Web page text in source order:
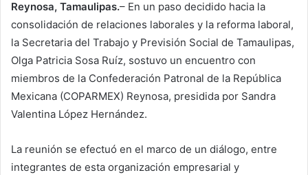
Reynosa, Tamaulipas.– En un paso decidido hacia la
consolidación de relaciones laborales y la reforma laboral,
la Secretaria del Trabajo y Previsión Social de Tamaulipas,
Olga Patricia Sosa Ruíz, sostuvo un encuentro con
miembros de la Confederación Patronal de la República
Mexicana (COPARMEX) Reynosa, presidida por Sandra
Valentina López Hernández.
La reunión se efectuó en el marco de un diálogo, entre
integrantes de esta organización empresarial y